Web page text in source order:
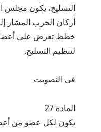
التسليح، يكون مجلس
خطط تعرض على أعضاء
لتنظيم التسليح.
في التصويت
المادة 27
يكون لكل عضو من